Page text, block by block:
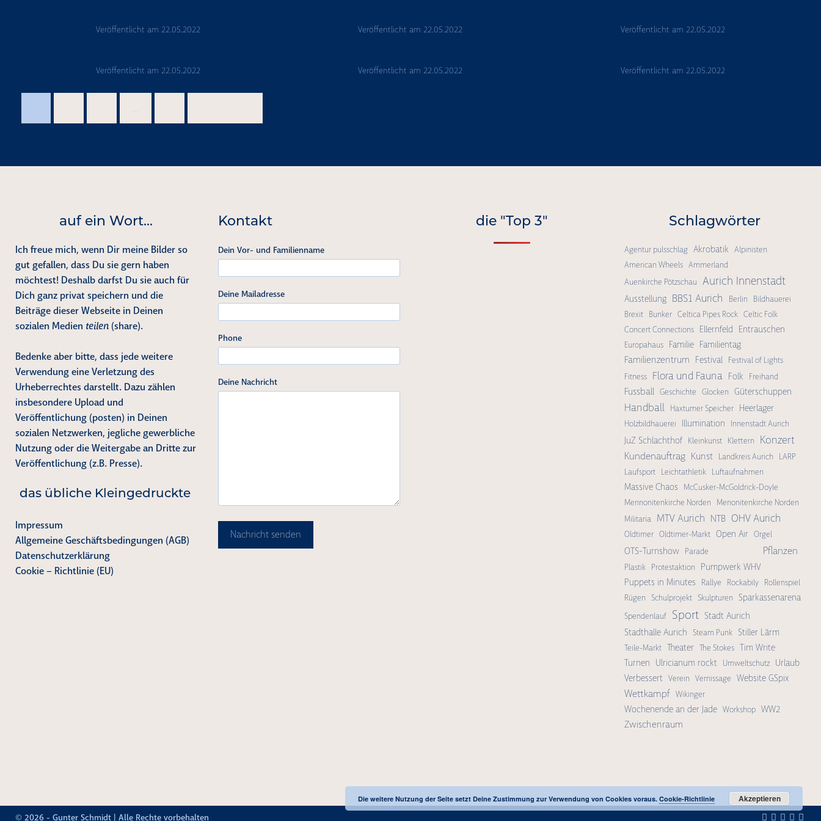
Veröffentlicht am 22.05.2022 Veröffentlicht am 22.05.2022 Veröffentlicht am 22.05.2022
Veröffentlicht am 22.05.2022 Veröffentlicht am 22.05.2022 Veröffentlicht am 22.05.2022
…
auf ein Wort...
Ich freue mich, wenn Dir meine Bilder so
gut gefallen, dass Du sie gern haben
möchtest! Deshalb darfst Du sie auch für
Dich ganz privat speichern und die
Beiträge dieser Webseite in Deinen
sozialen Medien teilen (share).
Bedenke aber bitte, dass jede weitere
Verwendung eine Verletzung des
Urheberrechtes darstellt. Dazu zählen
insbesondere Upload und
Veröffentlichung (posten) in Deinen
sozialen Netzwerken, jegliche gewerbliche
Nutzung oder die Weitergabe an Dritte zur
Veröffentlichung (z.B. Presse).
das übliche Kleingedruckte
Impressum
Allgemeine Geschäftsbedingungen (AGB)
Datenschutzerklärung
Cookie – Richtlinie (EU)
Kontakt
Dein Vor- und Familienname
Deine Mailadresse
Phone
Deine Nachricht
Nachricht senden
die "Top 3" Schlagwörter
Agentur pulsschlag Akrobatik Alpinisten
American Wheels Ammerland
Auenkirche Pötzschau Aurich Innenstadt
Ausstellung BBS1 Aurich Berlin
Bildhauerei
Brexit
Bunker Celtica Pipes Rock Celtic Folk
Concert Connections
Ellernfeld Entrauschen
Europahaus Familie Familientag
Familienzentrum Festival
Festival of Lights
Fitness
Flora und Fauna Folk Freihand
Fussball Geschichte Glocken Güterschuppen
Handball Haxtumer Speicher Heerlager
Holzbildhauerei Illumination Innenstadt Aurich
JuZ Schlachthof Kleinkunst Klettern Konzert
Kundenauftrag Kunst Landkreis Aurich
LARP
Laufsport
Leichtathletik Luftaufnahmen
Massive Chaos
McCusker-McGoldrick-Doyle
Mennonitenkirche Norden
Menonitenkirche Norden
Militaria
MTV Aurich NTB OHV Aurich
Oldtimer Oldtimer-Markt Open Air Orgel
OTS-Turnshow Parade Pflanzen
Plastik Protestaktion
Pumpwerk WHV
Puppets in Minutes
Rallye Rockabily
Rollenspiel
Rügen Schulprojekt Skulpturen Sparkassenarena
Spendenlauf Sport Stadt Aurich
Stadthalle Aurich Steam Punk Stiller Lärm
Teile-Markt Theater The Stokes Tim Write
Turnen
Ulricianum rockt Umweltschutz
Urlaub
Verbessert Verein Vernissage Website GSpix
Wettkampf Wikinger
Wochenende an der Jade Workshop WW2
Zwischenraum
© 2026 - Gunter Schmidt | Alle Rechte vorbehalten
Die weitere Nutzung der Seite setzt Deine Zustimmung zur Verwendung von Cookies voraus. Cookie-Richtlinie Akzeptieren